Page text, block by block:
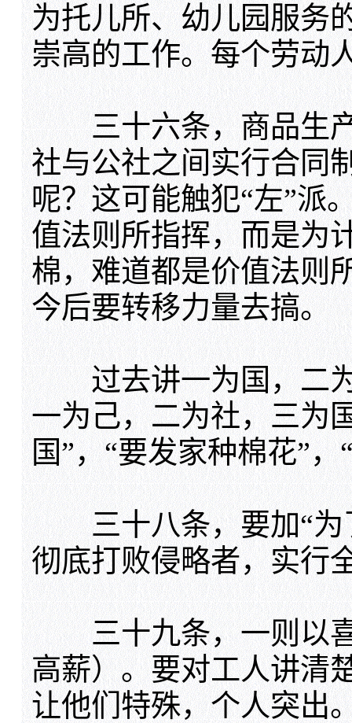
为托儿所、幼儿园服务
崇高的工作。每个劳动
三十六条，商品生产
社与公社之间实行合同
呢？这可能触犯“左”派
值法则所指挥，而是为
棉，难道都是价值法则
今后要转移力量去搞。
过去讲一为国，二为
一为己，二为社，三为
国”，“要发家种棉花”
三十八条，要加“为
彻底打败侵略者，实行
三十九条，一则以喜
高薪）。要对工人讲清
让他们特殊，个人突出